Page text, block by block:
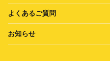
よくあるご質問
お知らせ